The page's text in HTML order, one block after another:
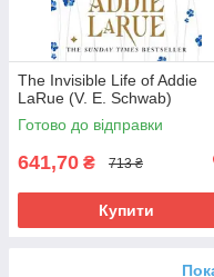
The Invisible Life of Addie
LaRue (V. E. Schwab)
Готово до відправки
641,70 ₴ 713 ₴
Купити